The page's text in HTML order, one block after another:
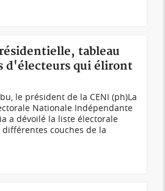
tableau
d'électeurs qui éliront
le président de la CENI (ph)La
Nationale Indépendante
a dévoilé la liste électorale
couches de la